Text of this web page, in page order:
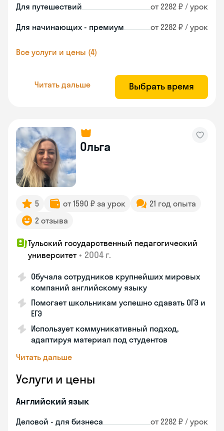
Для путешествий от 2282 ₽ / урок
Для начинающих - премиум от 2282 ₽ / урок
Все услуги и цены (4)
Читать дальше Выбрать время
Ольга
5 от 1590 ₽ за урок
21 год опыта
2 отзыва
Тульский государственный педагогический
университет • 2004 г.
Обучала сотрудников крупнейших мировых
компаний английскому языку
Помогает школьникам успешно сдавать ОГЭ и
ЕГЭ
Использует коммуникативный подход,
адаптируя материал под студентов
Читать дальше
Услуги и цены
Английский язык
Деловой - для бизнеса от 2282 ₽ / урок